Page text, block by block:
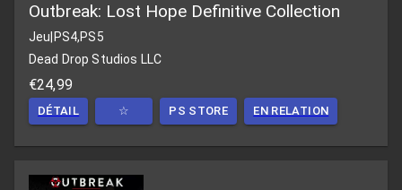
Outbreak: Lost Hope Definitive Collection
Jeu PS4,PS5
Dead Drop Studios LLC
€24,99
DÉTAIL ☆ PS STORE EN RELATION